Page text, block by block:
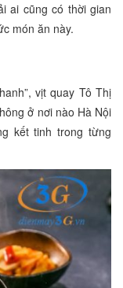
ai cũng có thời gian
món ăn này.
vịt quay Tô Thị
ở nơi nào Hà Nội
kết tinh trong từng